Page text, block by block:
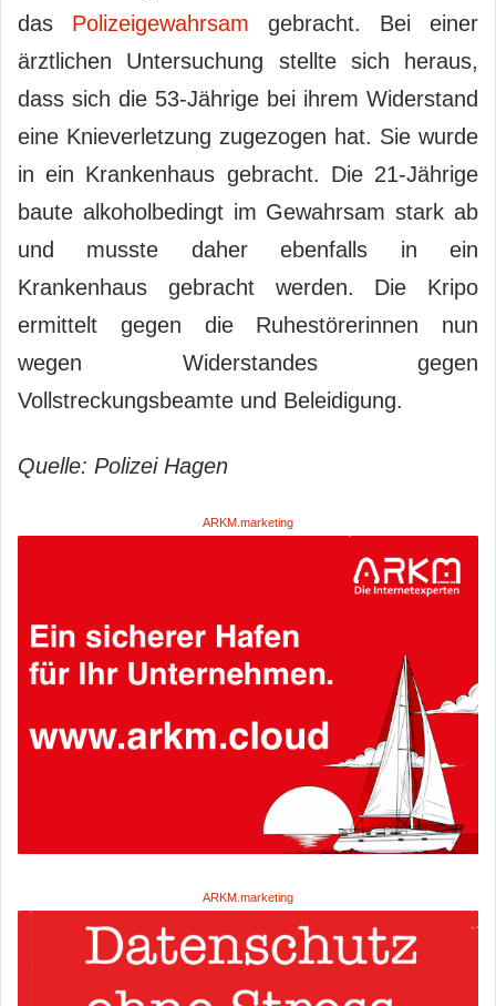
das Polizeigewahrsam gebracht. Bei einer
ärztlichen Untersuchung stellte sich heraus,
dass sich die 53-Jährige bei ihrem Widerstand
eine Knieverletzung zugezogen hat. Sie wurde
in ein Krankenhaus gebracht. Die 21-Jährige
baute alkoholbedingt im Gewahrsam stark ab
und musste daher ebenfalls in ein
Krankenhaus gebracht werden. Die Kripo
ermittelt gegen die Ruhestörerinnen nun
wegen Widerstandes gegen
Vollstreckungsbeamte und Beleidigung.
Quelle: Polizei Hagen
ARKM.marketing
ARKM.marketing